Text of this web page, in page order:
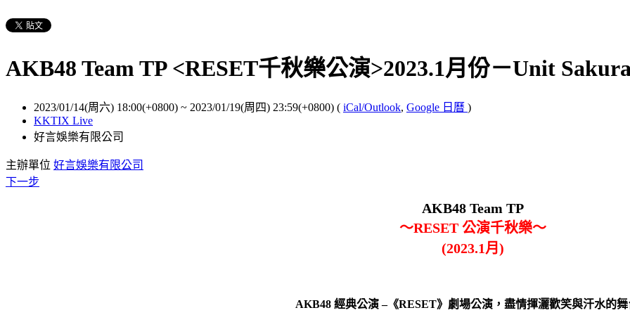
AKB48 Team TP <RESET千秋樂公演>2023.1月份－Unit
2023/01/14(周六) 18:00(+0800) ~ 2023/01/19(周四) 23:59(+0800) ( iCal/Outlook, Google 日曆 )
KKTIX Live
好言娛樂有限公司
主辦單位 好言娛樂有限公司
下一步
AKB48 Team TP
～RESET 公演千秋樂～
(2023.1月 )
AKB48 經典公演 –《RESET》劇場公演，盡情揮灑歡笑與汗水的舞